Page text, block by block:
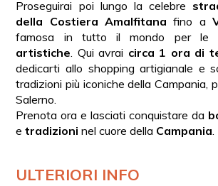
Proseguirai poi lungo la celebre
della Costiera Amalfitana fino a
famosa in tutto il mondo per le
artistiche . Qui avrai circa 1 ora di
dedicarti allo shopping artigianale e
tradizioni più iconiche della Campania,
Salerno.
Prenota ora e lasciati conquistare da
etradizioni nel cuore della Campania
ULTERIORI INFO